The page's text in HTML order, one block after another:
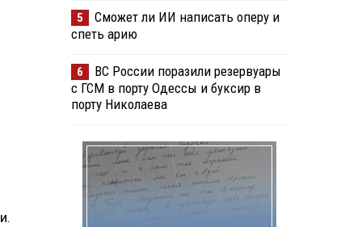
5
Сможет ли ИИ написать оперу и
спеть арию
6
ВС России поразили резервуары
с ГСМ в порту Одессы и буксир в
порту Николаева